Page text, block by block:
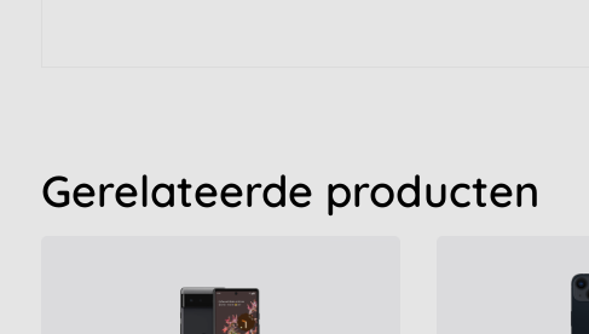
Gerelateerde producten